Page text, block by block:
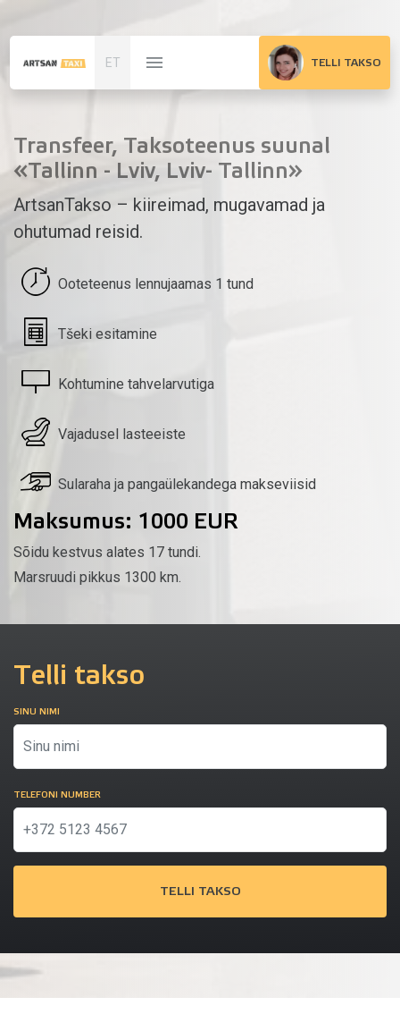
ET TELLI TAKSO
Transfeer, Taksoteenus suunal
«Tallinn - Lviv, Lviv- Tallinn»
ArtsanTakso – kiireimad, mugavamad ja
ohutumad reisid.
Ooteteenus lennujaamas 1 tund
Tšeki esitamine
Kohtumine tahvelarvutiga
Vajadusel lasteeiste
Sularaha ja pangaülekandega makseviisid
Maksumus: 1000 EUR
Sõidu kestvus alates 17 tundi.
Marsruudi pikkus 1300 km.
Telli takso
SINU NIMI
TELEFONI NUMBER
TELLI TAKSO